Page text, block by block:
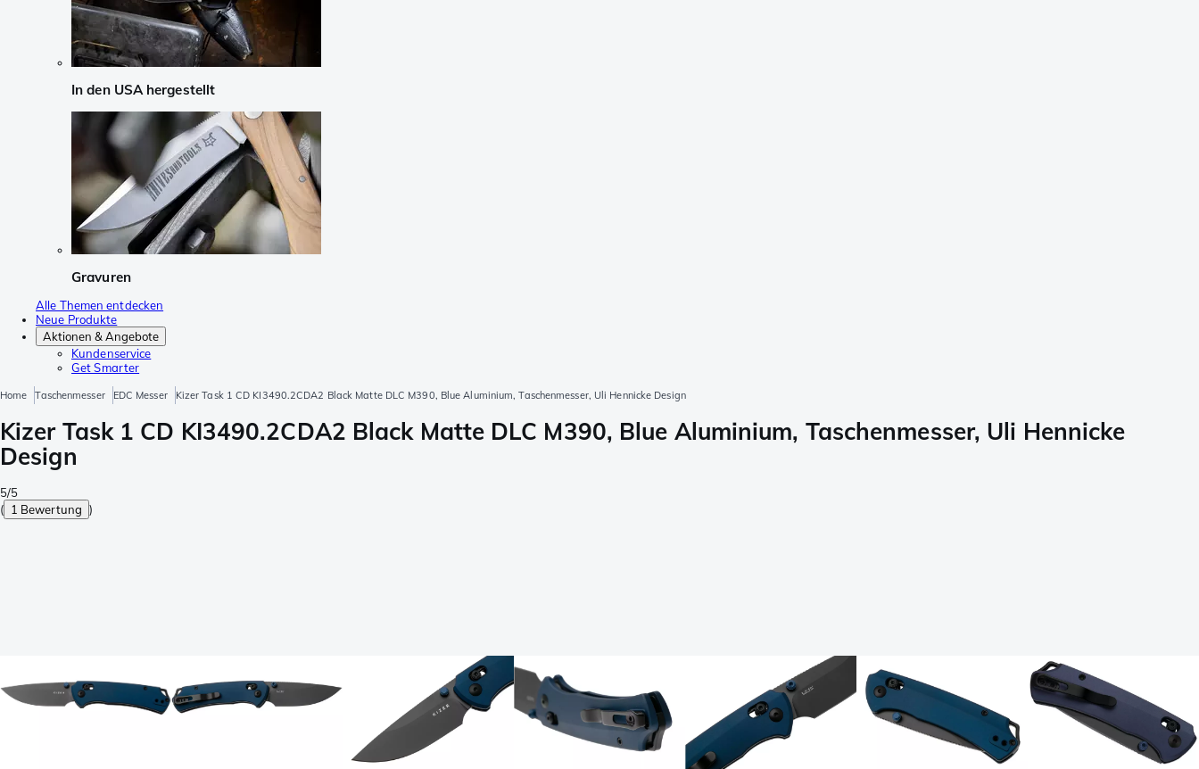
In den USA hergestellt
Gravuren
Alle Themen entdecken
Neue Produkte
Aktionen & Angebote
Kundenservice
Get Smarter
Home Taschenmesser EDC Messer Kizer Task 1 CD KI3490.2CDA2 Black Matte DLC M390, Blue Aluminium, Taschenmesser, Uli Hennicke Design
Kizer Task 1 CD KI3490.2CDA2 Black Matte DLC M390, Blue Aluminium, Taschenmesser, Uli Hennicke
Design
5/5
( 1 Bewertung )